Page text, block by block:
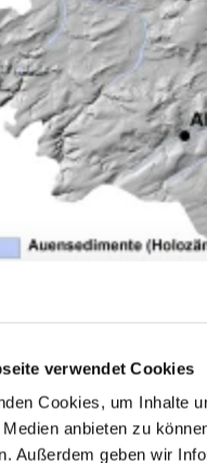
verwendet Cookies
Cookies, um Inhalte
anbieten zu
Außerdem geben wir